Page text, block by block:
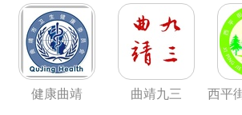
健康曲靖 曲靖九三